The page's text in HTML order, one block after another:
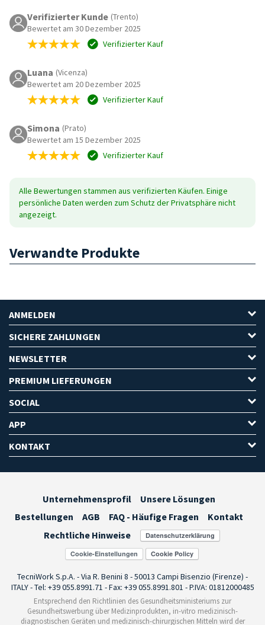
Verifizierter Kunde (Trento)
Bewertet am 30 Dezember 2025
Verifizierter Kauf
Luana (Vicenza)
Bewertet am 20 Dezember 2025
Verifizierter Kauf
Simona (Prato)
Bewertet am 15 Dezember 2025
Verifizierter Kauf
Alle Bewertungen stammen aus verifizierten Käufen. Einige
persönliche Daten werden zum Schutz der Privatsphäre nicht
angezeigt.
Verwandte Produkte
ANMELDEN
SICHERE ZAHLUNGEN
NEWSLETTER
PREMIUM LIEFERUNGEN
SOCIAL
APP
KONTAKT
Unternehmensprofil
Unsere Lösungen
Bestellungen
AGB FAQ - Häufige Fragen
Kontakt
Rechtliche Hinweise
Cookie-Einstellungen
TecniWork S.p.A. - Via R. Benini 8 - 50013 Campi Bisenzio (Firenze) -
ITALY - Tel: +39 055.8991.71 - Fax: +39 055.8991.801 - P.IVA: 01812000485
Entsprechend den Richtlinien des Gesundheitsministeriums zur
Gesundheitswerbung über Medizinprodukten, in-vitro medizinisch-
diagnostischen Geräten und medizinisch-chirurgischen Mitteln wird der